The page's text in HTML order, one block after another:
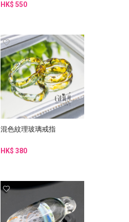
HK$ 550
混色紋理玻璃戒指
HK$ 380